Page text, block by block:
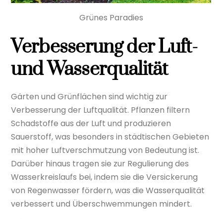
Grünes Paradies
Verbesserung der Luft-
und Wasserqualität
Gärten und Grünflächen sind wichtig zur
Verbesserung der Luftqualität. Pflanzen filtern
Schadstoffe aus der Luft und produzieren
Sauerstoff, was besonders in städtischen Gebieten
mit hoher Luftverschmutzung von Bedeutung ist.
Darüber hinaus tragen sie zur Regulierung des
Wasserkreislaufs bei, indem sie die Versickerung
von Regenwasser fördern, was die Wasserqualität
verbessert und Überschwemmungen mindert.